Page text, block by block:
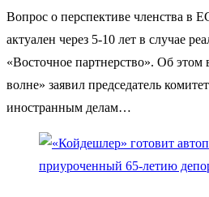
Вопрос о перспективе членства в
актуален через 5-10 лет в случае
«Восточное партнерство». Об
волне» заявил председатель
иностранным делам…